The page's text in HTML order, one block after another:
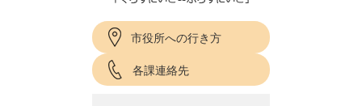
市役所への行き方
各課連絡先